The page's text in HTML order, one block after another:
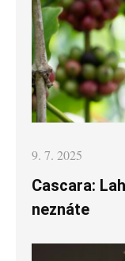
Posted
9. 7. 2025
Cascara:
neznáte